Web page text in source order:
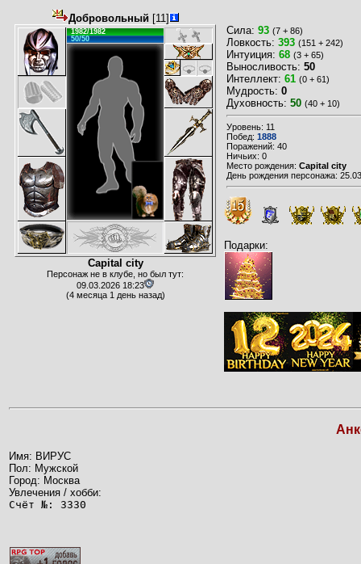
Добровольный [11]
1982/1982
50/50
Capital city
Персонаж не в клубе, но был тут:
09.03.2026 18:23
(4 месяца 1 день назад)
Сила: 93 (7 + 86)
Ловкость: 393 (151 + 242)
Интуиция: 68 (3 + 65)
Выносливость: 50
Интеллект: 61 (0 + 61)
Мудрость: 0
Духовность: 50 (40 + 10)
Уровень: 11
Побед: 1888
Поражений: 40
Ничьих: 0
Место рождения: Capital city
День рождения персонажа:
Подарки:
Имя: ВИРУС
Пол: Мужской
Город: Москва
Увлечения / хобби:
Счёт №: 3330